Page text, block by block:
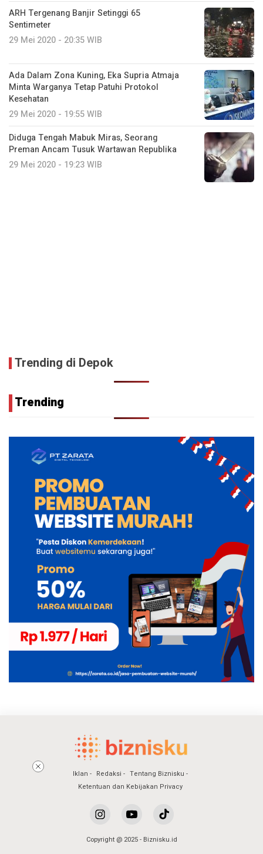
ARH Tergenang Banjir Setinggi 65
Sentimeter
29 Mei 2020 - 20:35 WIB
Ada Dalam Zona Kuning, Eka Supria Atmaja
Minta Warganya Tetap Patuhi Protokol
Kesehatan
29 Mei 2020 - 19:55 WIB
Diduga Tengah Mabuk Miras, Seorang
Preman Ancam Tusuk Wartawan Republika
29 Mei 2020 - 19:23 WIB
Trending di Depok
Trending
Iklan Redaksi
Tentang Biznisku
Ketentuan dan Kebijakan Privacy
Copyright @ 2025 - Biznisku.id